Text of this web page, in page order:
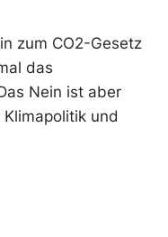
zum CO2-Gesetz
das
Nein ist aber
und